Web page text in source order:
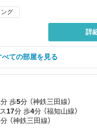
グ
詳
ての部屋を見る
分 歩5分 （神鉄三田線）
17分 歩4分 （福知山線）
分 （神鉄三田線）